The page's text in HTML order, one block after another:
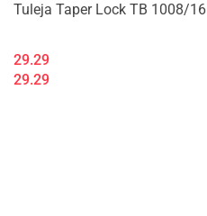
Tuleja Taper Lock TB 1008/16
29.29
29.29